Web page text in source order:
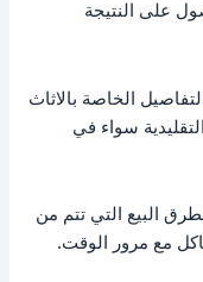
على النتيجة
الخاصة بالاثاث
سواء في
البيع التي تتم من
مع مرور الوقت.